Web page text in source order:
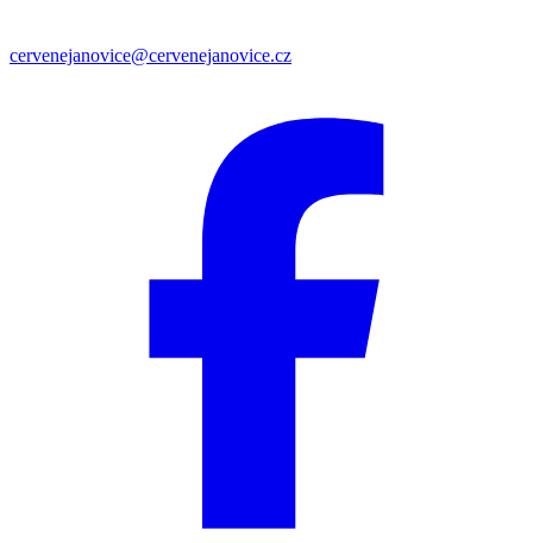
cervenejanovice@cervenejanovice.cz